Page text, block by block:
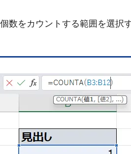
数をカウントする範囲を選択